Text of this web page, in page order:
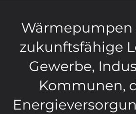
Wärmepumpen
zukunftsfähige
Gewerbe,
Kommunen,